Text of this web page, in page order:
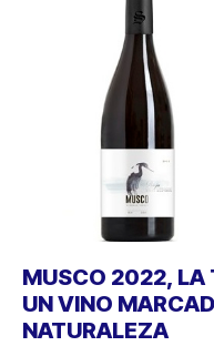
MUSCO 2022, LA
UN VINO
NATURALEZA